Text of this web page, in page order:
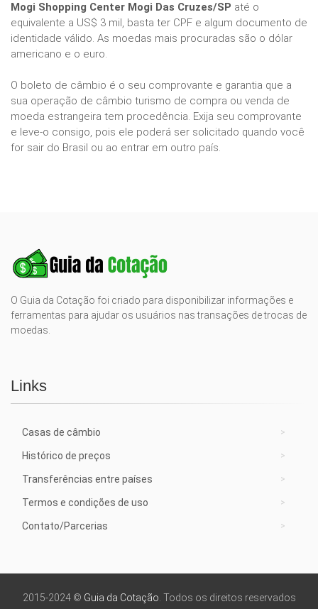
Mogi Shopping Center Mogi Das Cruzes/SP até o
equivalente a US$ 3 mil, basta ter CPF e algum documento de
identidade válido. As moedas mais procuradas são o dólar
americano e o euro.
O boleto de câmbio é o seu comprovante e garantia que a
sua operação de câmbio turismo de compra ou venda de
moeda estrangeira tem procedência. Exija seu comprovante
e leve-o consigo, pois ele poderá ser solicitado quando você
for sair do Brasil ou ao entrar em outro país.
O Guia da Cotação foi criado para disponibilizar informações e
ferramentas para ajudar os usuários nas transações de trocas de
moedas.
Links
Casas de câmbio
Histórico de preços
Transferências entre países
Termos e condições de uso
Contato/Parcerias
2015-2024 © Guia da Cotação . Todos os direitos reservados